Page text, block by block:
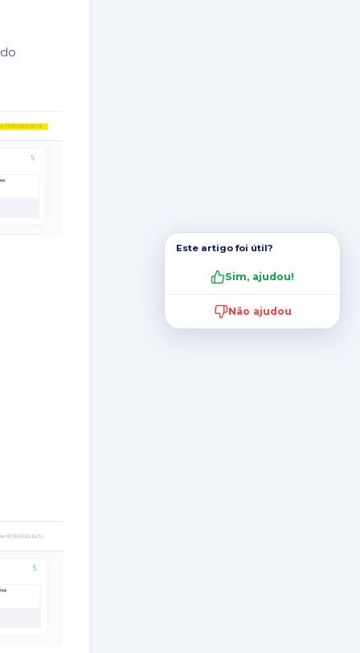
Este artigo foi útil?
Sim, ajudou!
Não ajudou